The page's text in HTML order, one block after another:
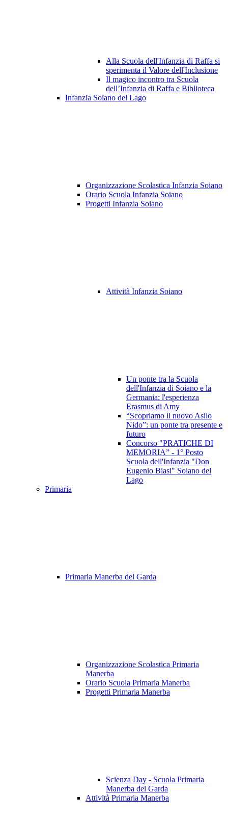
Alla Scuola dell'Infanzia di Raffa si
sperimenta il Valore dell'Inclusione
Il magico incontro tra Scuola
dell’Infanzia di Raffa e Biblioteca
Infanzia Soiano del Lago
Organizzazione Scolastica Infanzia Soiano
Orario Scuola Infanzia Soiano
Progetti Infanzia Soiano
Attività Infanzia Soiano
Un ponte tra la Scuola
dell'Infanzia di Soiano e la
Germania: l'esperienza
Erasmus di Amy
“Scopriamo il nuovo Asilo
Nido”: un ponte tra presente e
futuro
Concorso "PRATICHE DI
MEMORIA” - 1° Posto
Scuola dell'Infanzia "Don
Eugenio Biasi" Soiano del
Lago
Primaria
Primaria Manerba del Garda
Organizzazione Scolastica Primaria
Manerba
Orario Scuola Primaria Manerba
Progetti Primaria Manerba
Scienza Day - Scuola Primaria
Manerba del Garda
Attività Primaria Manerba